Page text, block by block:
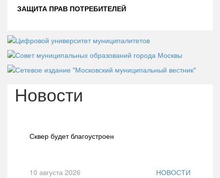
ЗАЩИТА ПРАВ ПОТРЕБИТЕЛЕЙ
Новости
Сквер будет благоустроен
10 августа 2026 НОВОСТИ